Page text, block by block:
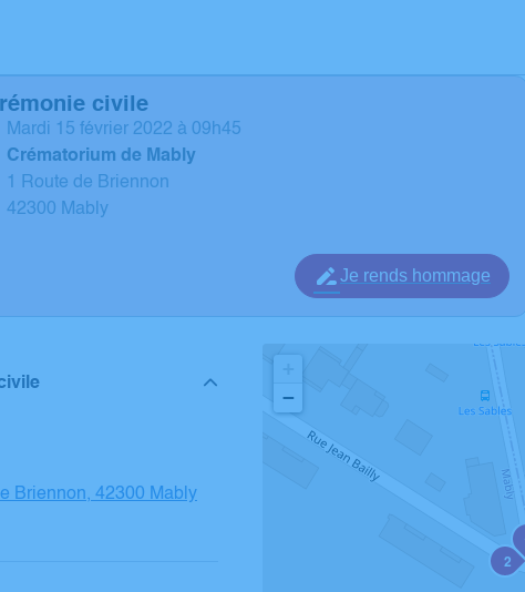
civile
mardi 15 février 2022 à 09h45
Crématorium de Mably
1 Route de Briennon
42300 Mably
Je rends hommage
Briennon, 42300 Mably
2
−